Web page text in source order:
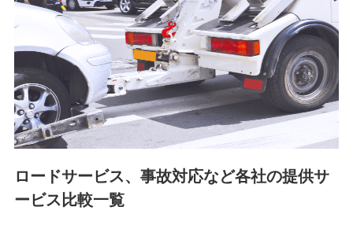
人事･勤怠･健康・労務等の管理、給与支給、福利厚生・採用
退職関連処理等の各種手続きのため、当社と従業員または従
業員同士の連絡のため
8.取引先個人情報
取引先としての選定業務、営業情報の提供業務、契約締結手
続き業務、取引管理業務、およびこれらに準ずる業務の遂行
のため
9.お問い合わせ情報
各種お問い合わせに対応するため
ロードサービス、事故対応など各社の提供サ
ービス比較一覧